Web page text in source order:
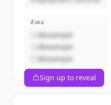
สังคม
@example
@example
@example
Sign up to reveal